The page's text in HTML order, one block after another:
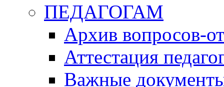
ПЕДАГОГАМ
Архив вопросов-
Аттестация
Важные